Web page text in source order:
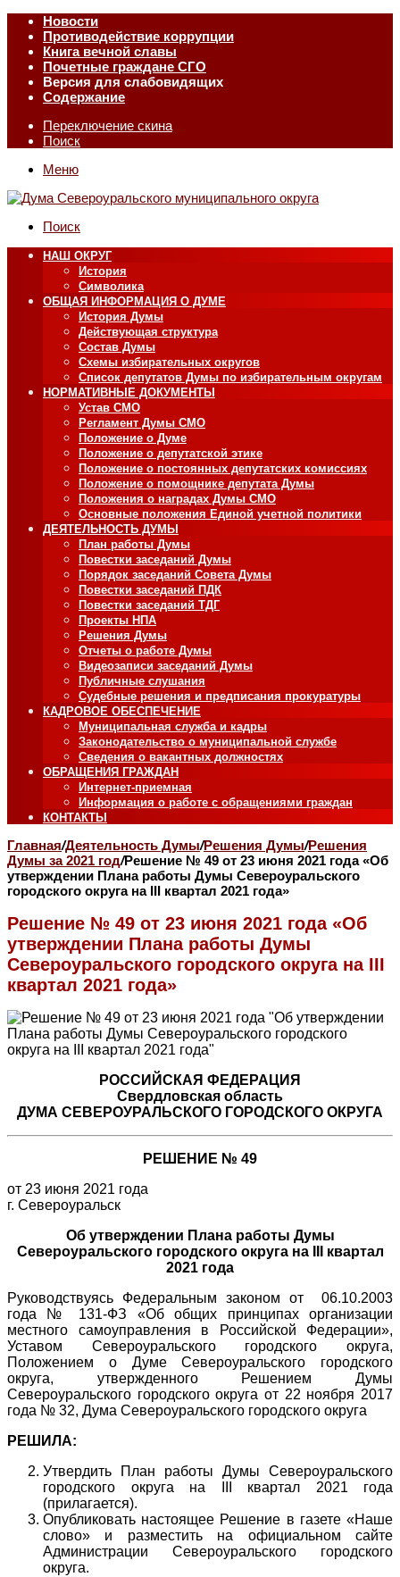
Новости
Противодействие коррупции
Книга вечной славы
Почетные граждане СГО
Версия для слабовидящих
Содержание
Переключение скина
Поиск
Меню
Поиск
НАШ ОКРУГ
История
Символика
ОБЩАЯ ИНФОРМАЦИЯ О ДУМЕ
История Думы
Действующая структура
Состав Думы
Схемы избирательных округов
Список депутатов Думы по избирательным округам
НОРМАТИВНЫЕ ДОКУМЕНТЫ
Устав СМО
Регламент Думы СМО
Положение о Думе
Положение о депутатской этике
Положение о постоянных депутатских комиссиях
Положение о помощнике депутата Думы
Положения о наградах Думы СМО
Основные положения Единой учетной политики
ДЕЯТЕЛЬНОСТЬ ДУМЫ
План работы Думы
Повестки заседаний Думы
Порядок заседаний Совета Думы
Повестки заседаний ПДК
Повестки заседаний ТДГ
Проекты НПА
Решения Думы
Отчеты о работе Думы
Видеозаписи заседаний Думы
Публичные слушания
Судебные решения и предписания прокуратуры
КАДРОВОЕ ОБЕСПЕЧЕНИЕ
Муниципальная служба и кадры
Законодательство о муниципальной службе
Сведения о вакантных должностях
ОБРАЩЕНИЯ ГРАЖДАН
Интернет-приемная
Информация о работе с обращениями граждан
КОНТАКТЫ
Главная/Деятельность Думы/Решения Думы/Решения
Думы за 2021 год/Решение № 49 от 23 июня 2021 года «Об
утверждении Плана работы Думы Североуральского
городского округа на III квартал 2021 года»
Решение № 49 от 23 июня 2021 года «Об
утверждении Плана работы Думы
Североуральского городского округа на III
квартал 2021 года»
РОССИЙСКАЯ ФЕДЕРАЦИЯ
Свердловская область
ДУМА СЕВЕРОУРАЛЬСКОГО ГОРОДСКОГО ОКРУГА
РЕШЕНИЕ № 49
от 23 июня 2021 года
г. Североуральск
Об утверждении Плана работы Думы
Североуральского городского округа на III квартал
2021 года
Руководствуясь Федеральным законом от 06.10.2003
года № 131-ФЗ «Об общих принципах организации
местного самоуправления в Российской Федерации»,
Уставом Североуральского городского округа,
Положением о Думе Североуральского городского
округа, утвержденного Решением Думы
Североуральского городского округа от 22 ноября 2017
года № 32, Дума Североуральского городского округа
РЕШИЛА:
Утвердить План работы Думы Североуральского
городского округа на III квартал 2021 года
(прилагается).
Опубликовать настоящее Решение в газете «Наше
слово» и разместить на официальном сайте
Администрации Североуральского городского
округа.